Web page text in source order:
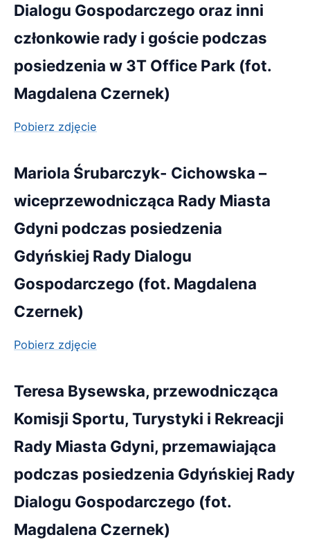
Dialogu Gospodarczego oraz inni
członkowie rady i goście podczas
posiedzenia w 3T Office Park (fot.
Magdalena Czernek)
Pobierz zdjęcie
Mariola Śrubarczyk- Cichowska –
wiceprzewodnicząca Rady Miasta
Gdyni podczas posiedzenia
Gdyńskiej Rady Dialogu
Gospodarczego (fot. Magdalena
Czernek)
Pobierz zdjęcie
Teresa Bysewska, przewodnicząca
Komisji Sportu, Turystyki i Rekreacji
Rady Miasta Gdyni, przemawiająca
podczas posiedzenia Gdyńskiej Rady
Dialogu Gospodarczego (fot.
Magdalena Czernek)